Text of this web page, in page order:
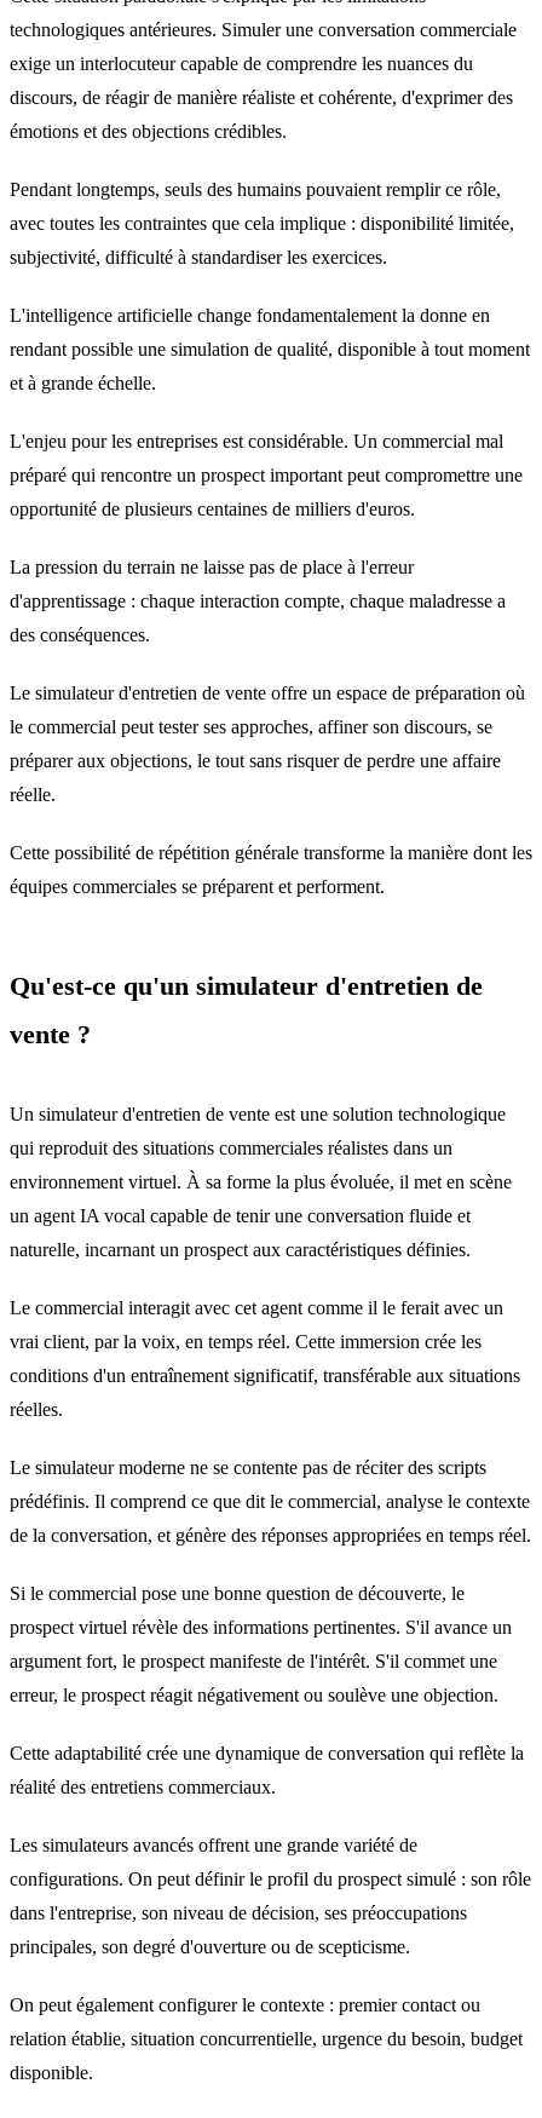
technologiques antérieures. Simuler une conversation commerciale
exige un interlocuteur capable de comprendre les nuances du
discours, de réagir de manière réaliste et cohérente, d'exprimer des
émotions et des objections crédibles.
Pendant longtemps, seuls des humains pouvaient remplir ce rôle,
avec toutes les contraintes que cela implique : disponibilité limitée,
subjectivité, difficulté à standardiser les exercices.
L'intelligence artificielle change fondamentalement la donne en
rendant possible une simulation de qualité, disponible à tout moment
et à grande échelle.
L'enjeu pour les entreprises est considérable. Un commercial mal
préparé qui rencontre un prospect important peut compromettre une
opportunité de plusieurs centaines de milliers d'euros.
La pression du terrain ne laisse pas de place à l'erreur
d'apprentissage : chaque interaction compte, chaque maladresse a
des conséquences.
Le simulateur d'entretien de vente offre un espace de préparation où
le commercial peut tester ses approches, affiner son discours, se
préparer aux objections, le tout sans risquer de perdre une affaire
réelle.
Cette possibilité de répétition générale transforme la manière dont les
équipes commerciales se préparent et performent.
Qu'est-ce qu'un simulateur d'entretien de
vente ?
Un simulateur d'entretien de vente est une solution technologique
qui reproduit des situations commerciales réalistes dans un
environnement virtuel. À sa forme la plus évoluée, il met en scène
un agent IA vocal capable de tenir une conversation fluide et
naturelle, incarnant un prospect aux caractéristiques définies.
Le commercial interagit avec cet agent comme il le ferait avec un
vrai client, par la voix, en temps réel. Cette immersion crée les
conditions d'un entraînement significatif, transférable aux situations
réelles.
Le simulateur moderne ne se contente pas de réciter des scripts
prédéfinis. Il comprend ce que dit le commercial, analyse le contexte
de la conversation, et génère des réponses appropriées en temps réel.
Si le commercial pose une bonne question de découverte, le
prospect virtuel révèle des informations pertinentes. S'il avance un
argument fort, le prospect manifeste de l'intérêt. S'il commet une
erreur, le prospect réagit négativement ou soulève une objection.
Cette adaptabilité crée une dynamique de conversation qui reflète la
réalité des entretiens commerciaux.
Les simulateurs avancés offrent une grande variété de
configurations. On peut définir le profil du prospect simulé : son rôle
dans l'entreprise, son niveau de décision, ses préoccupations
principales, son degré d'ouverture ou de scepticisme.
On peut également configurer le contexte : premier contact ou
relation établie, situation concurrentielle, urgence du besoin, budget
disponible.